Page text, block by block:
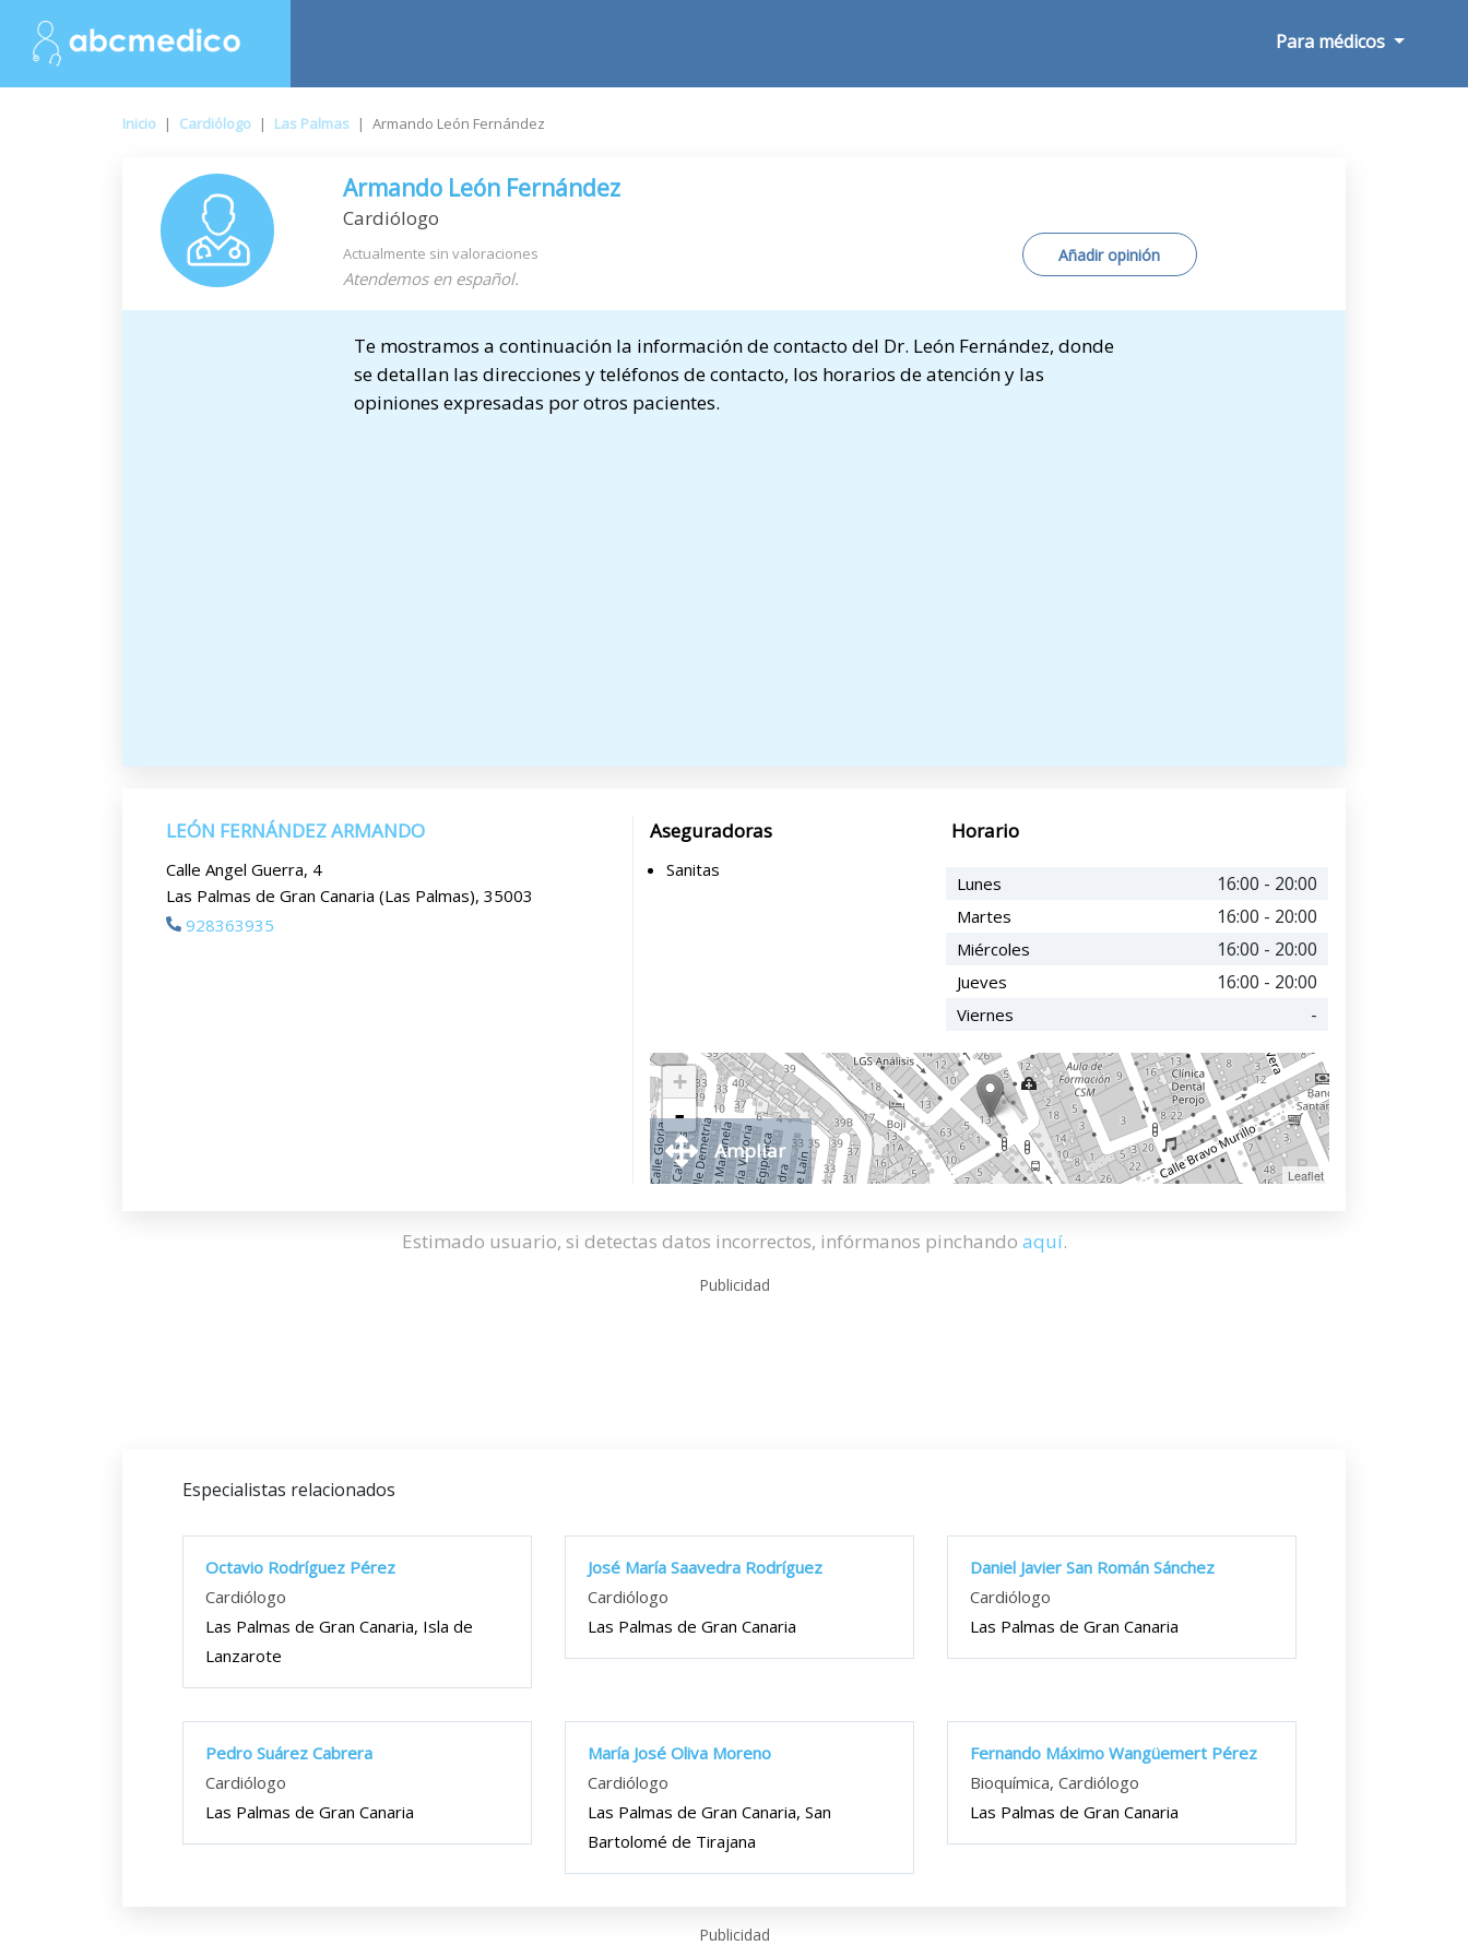
Para médicos
Inicio | Cardiólogo | Las Palmas | Armando León Fernández
Armando León Fernández
Cardiólogo
Actualmente sin valoraciones
Atendemos en español.
Añadir opinión
Te mostramos a continuación la información de contacto del Dr. León Fernández, donde
se detallan las direcciones y teléfonos de contacto, los horarios de atención y las
opiniones expresadas por otros pacientes.
LEÓN FERNÁNDEZ ARMANDO
Calle Angel Guerra, 4
Las Palmas de Gran Canaria (Las Palmas), 35003
928363935
Aseguradoras
Sanitas
Horario
Lunes 16:00 - 20:00
Martes 16:00 - 20:00
Miércoles 16:00 - 20:00
Jueves 16:00 - 20:00
Viernes -
+
-
Leaflet
Ampliar
Estimado usuario, si detectas datos incorrectos, infórmanos pinchando aquí.
Publicidad
Especialistas relacionados
Octavio Rodríguez Pérez
Cardiólogo
Las Palmas de Gran Canaria, Isla de
Lanzarote
José María Saavedra Rodríguez
Cardiólogo
Las Palmas de Gran Canaria
Daniel Javier San Román Sánchez
Cardiólogo
Las Palmas de Gran Canaria
Pedro Suárez Cabrera
Cardiólogo
Las Palmas de Gran Canaria
María José Oliva Moreno
Cardiólogo
Las Palmas de Gran Canaria, San
Bartolomé de Tirajana
Fernando Máximo Wangüemert Pérez
Bioquímica, Cardiólogo
Las Palmas de Gran Canaria
Publicidad